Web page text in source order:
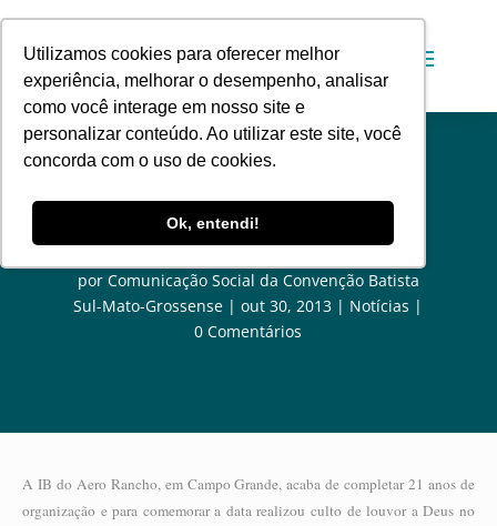
Utilizamos cookies para oferecer melhor
experiência, melhorar o desempenho, analisar
como você interage em nosso site e
personalizar conteúdo. Ao utilizar este site, você
concorda com o uso de cookies.
Ok, entendi!
IB no Aero Rancho comemora 21
anos de organização
por Comunicação Social da Convenção Batista
Sul-Mato-Grossense
out 30, 2013
Notícias
0 Comentários
A IB do Aero Rancho, em Campo Grande, acaba de completar 21 anos de
organização e para comemorar a data realizou culto de louvor a Deus no